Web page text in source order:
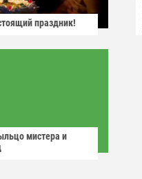
праздник!
мистера и